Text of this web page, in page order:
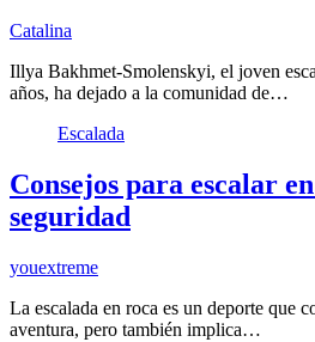
Catalina
Illya Bakhmet-Smolenskyi, el joven
años, ha dejado a la comunidad de…
Escalada
Consejos para escalar
seguridad
youextreme
La escalada en roca es un deporte que
aventura, pero también implica…